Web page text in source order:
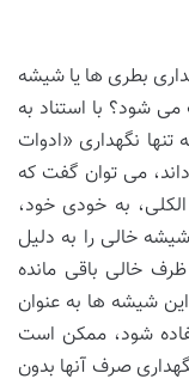
بطری ها یا شیشه
شود؟ با استناد به
که تنها نگهداری «ادوات
می توان گفت که
به خودی خود،
شیشه خالی را به دلیل
خالی باقی مانده
شیشه ها به عنوان
شود، ممکن است
صرف آنها بدون